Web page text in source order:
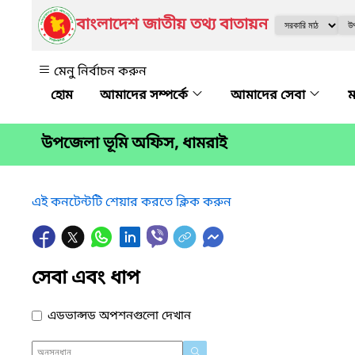
বাংলাদেশ জাতীয় তথ্য বাতায়ন
মেনু নির্বাচন করুন
আমাদের সম্পর্কে
আমাদের সেবা
উপজেলা ভূমি অফিস, ধামরাই
এই কনটেন্টটি শেয়ার করতে ক্লিক করুন
সেবা এবং ধাপ
এডভান্সড অপশনগুলো দেখান